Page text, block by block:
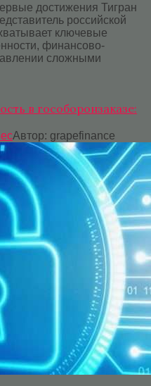
достижения Тигран
российской
ключевые
финансово-
сложными
в гособоронзаказе:
Автор: grapefinance